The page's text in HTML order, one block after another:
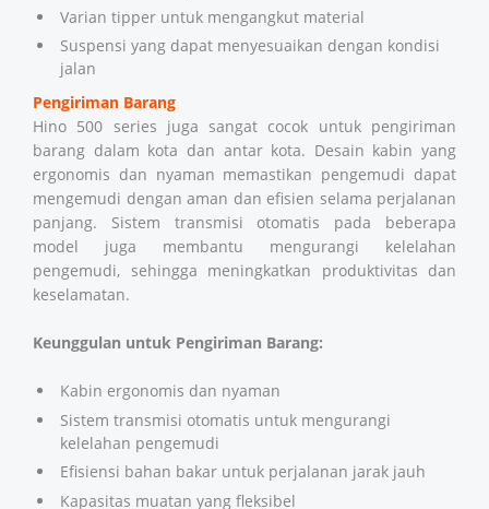
Varian tipper untuk mengangkut material
Suspensi yang dapat menyesuaikan dengan kondisi
jalan
Pengiriman Barang
Hino 500 series juga sangat cocok untuk pengiriman
barang dalam kota dan antar kota. Desain kabin yang
ergonomis dan nyaman memastikan pengemudi dapat
mengemudi dengan aman dan efisien selama perjalanan
panjang. Sistem transmisi otomatis pada beberapa
model juga membantu mengurangi kelelahan
pengemudi, sehingga meningkatkan produktivitas dan
keselamatan.
Keunggulan untuk Pengiriman Barang:
Kabin ergonomis dan nyaman
Sistem transmisi otomatis untuk mengurangi
kelelahan pengemudi
Efisiensi bahan bakar untuk perjalanan jarak jauh
Kapasitas muatan yang fleksibel